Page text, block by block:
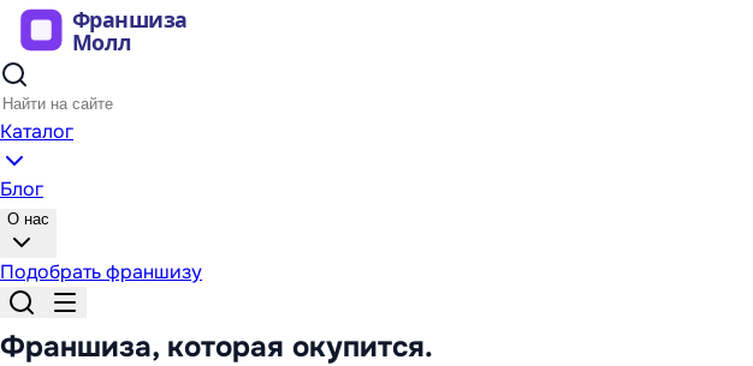
Каталог
Блог
О нас
Подобрать франшизу
Франшиза, которая окупится.